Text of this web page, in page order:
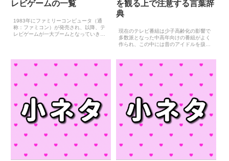
レビゲームの一覧
1983年にファミリーコンピュータ（通
称：ファミコン）が発売され、以降、テ
レビゲームが一大ブームとなっていきま
れました。著名なものに...
を観る上で注意する言葉辞
典
現在のテレビ番組は少子高齢化の影響で
多数派となった中高年向けの番組がよく
作られ、この中には昔のアイドルを扱っ
を若者が目にする機会もあることでしょ